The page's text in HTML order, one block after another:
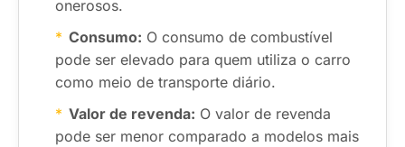
onerosos.
Consumo: O consumo de combustível
pode ser elevado para quem utiliza o carro
como meio de transporte diário.
Valor de revenda: O valor de revenda
pode ser menor comparado a modelos mais